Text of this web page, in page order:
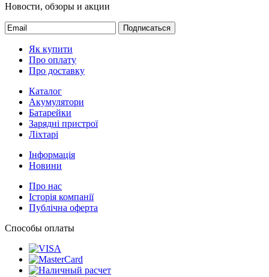
Новости, обзоры и акции
Подписаться
Як купити
Про оплату
Про доставку
Каталог
Акумулятори
Батарейки
Зарядні пристрої
Ліхтарі
Інформація
Новини
Про нас
Історія компанії
Публічна оферта
Способы оплаты